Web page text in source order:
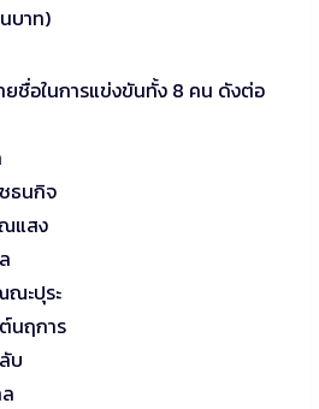
บาท)
ชื่อในการแข่งขันทั้ง 8 คน ดังต่อ
ธนกิจ
ณแสง
ณะปุระ
นฤการ
บ